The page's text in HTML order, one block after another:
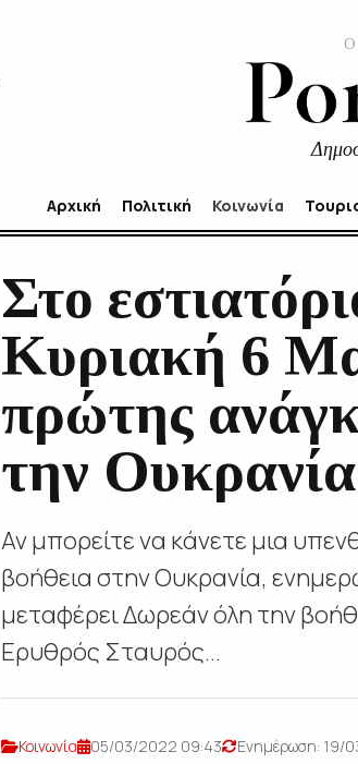
Αρχική Πολιτική Κοινωνία
Στο
Κυριακή 6
πρώτης
την Ουκρανία
Αν μπορείτε να κάνετε μια
βοήθεια στην Ουκρανία,
μεταφέρει Δωρεάν όλη την
Ερυθρός Σταυρός...
Κοινωνία 05/03/2022 09:43 Ενημέρωση: 19/